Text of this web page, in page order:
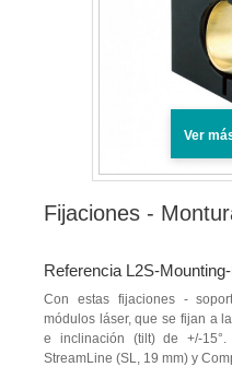
Ver
Fijaciones -
Referencia L2S-
Con estas fijaciones -
módulos láser, que se fijan a
e inclinación (tilt) de +/-
StreamLine (SL, 19 mm) y